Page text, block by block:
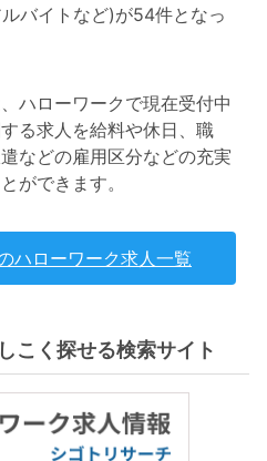
バイトなど)が54件となっ
ハローワークで現在受付中
る求人を給料や休日、職
などの雇用区分などの充実
ができます。
ハローワーク求人一覧
こく探せる検索サイト